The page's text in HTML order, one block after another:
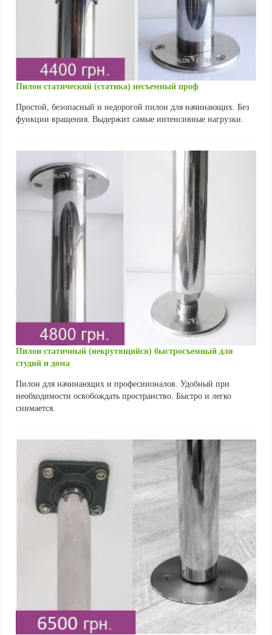
Пилон статический (статика) несъемный проф
Простой, безопасный и недорогой пилон для начинающих. Без
функции вращения. Выдержит самые интенсивные нагрузки.
Пилон статичный (некрутящийся) быстросъемный для
студий и дома
Пилон для начинающих и професиионалов. Удобный при
необходимости освобождать пространство. Быстро и легко
снимается.